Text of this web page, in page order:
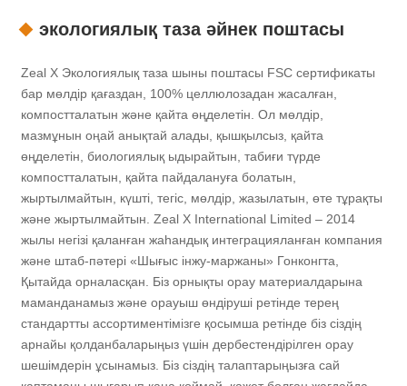
экологиялық таза әйнек поштасы
Zeal X Экологиялық таза шыны поштасы FSC сертификаты
бар мөлдір қағаздан, 100% целлюлозадан жасалған,
компостталатын және қайта өңделетін. Ол мөлдір,
мазмұнын оңай анықтай алады, қышқылсыз, қайта
өңделетін, биологиялық ыдырайтын, табиғи түрде
компостталатын, қайта пайдалануға болатын,
жыртылмайтын, күшті, тегіс, мөлдір, жазылатын, өте тұрақты
және жыртылмайтын. Zeal X International Limited – 2014
жылы негізі қаланған жаһандық интеграцияланған компания
және штаб-пәтері «Шығыс інжу-маржаны» Гонконгта,
Қытайда орналасқан. Біз орнықты орау материалдарына
маманданамыз және орауыш өндіруші ретінде терең
стандартты ассортиментімізге қосымша ретінде біз сіздің
арнайы қолданбаларыңыз үшін дербестендірілген орау
шешімдерін ұсынамыз. Біз сіздің талаптарыңызға сай